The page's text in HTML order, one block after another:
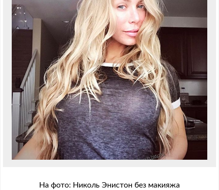
На фото: Николь Энистон без макияжа